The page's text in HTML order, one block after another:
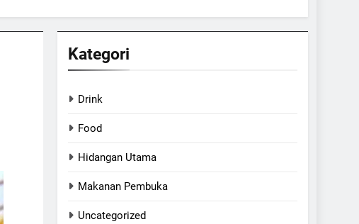
Kategori
Drink
Food
Hidangan Utama
Makanan Pembuka
Uncategorized